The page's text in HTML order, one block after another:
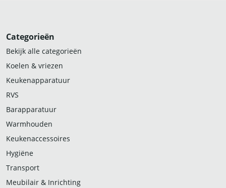
Categorieën
Bekijk alle categorieën
Koelen & vriezen
Keukenapparatuur
RVS
Barapparatuur
Warmhouden
Keukenaccessoires
Hygiëne
Transport
Meubilair & Inrichting